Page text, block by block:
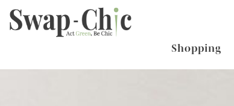
Shopping